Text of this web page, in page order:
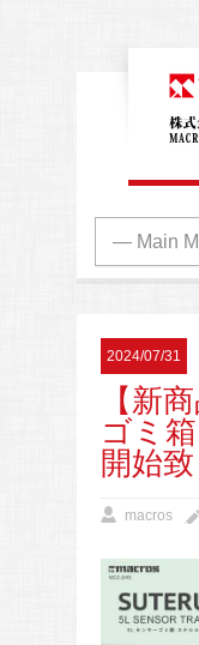
2024/07/31
【新
ゴミ
開始
macros